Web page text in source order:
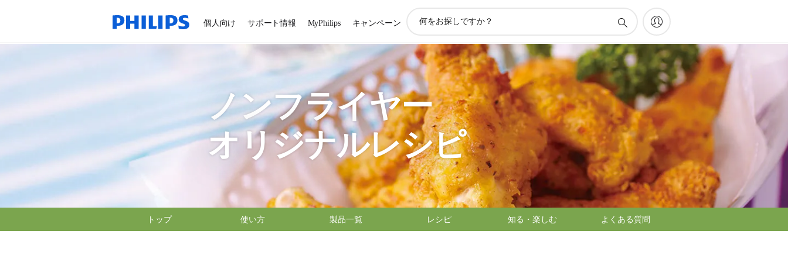
個人向け サポート情報 MyPhilips キャンペーン
ン
サ
ポ
ー
ト
検
索
ノンフライヤー
オリジナルレシピ
トップ 使い方 製品一覧 レシピ 知る・楽しむ よくある質問